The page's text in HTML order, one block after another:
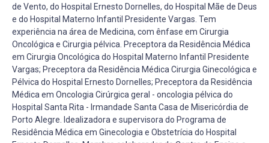
de Vento, do Hospital Ernesto Dornelles, do Hospital Mãe de Deus
e do Hospital Materno Infantil Presidente Vargas. Tem
experiência na área de Medicina, com ênfase em Cirurgia
Oncológica e Cirurgia pélvica. Preceptora da Residência Médica
em Cirurgia Oncológica do Hospital Materno Infantil Presidente
Vargas; Preceptora da Residência Médica Cirurgia Ginecológica e
Pélvica do Hospital Ernesto Dornelles; Preceptora da Residência
Médica em Oncologia Cirúrgica geral - oncologia pélvica do
Hospital Santa Rita - Irmandade Santa Casa de Misericórdia de
Porto Alegre. Idealizadora e supervisora do Programa de
Residência Médica em Ginecologia e Obstetrícia do Hospital